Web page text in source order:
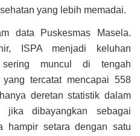
yang lebih memadai.
data Puskesmas Masela.
ISPA menjadi keluhan
muncul di tengah
tercatat mencapai 558
deretan statistik dalam
jika dibayangkan sebagai
hampir setara dengan satu